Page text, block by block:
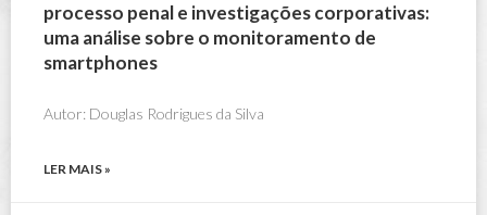
processo penal e investigações corporativas:
uma análise sobre o monitoramento de
smartphones
Autor: Douglas Rodrigues da Silva
LER MAIS »